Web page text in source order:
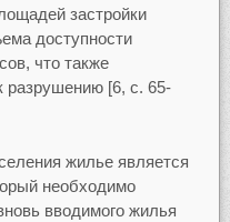
застройки
доступности
что также
разрушению [6, с. 65-
жилье является
необходимо
вводимого жилья